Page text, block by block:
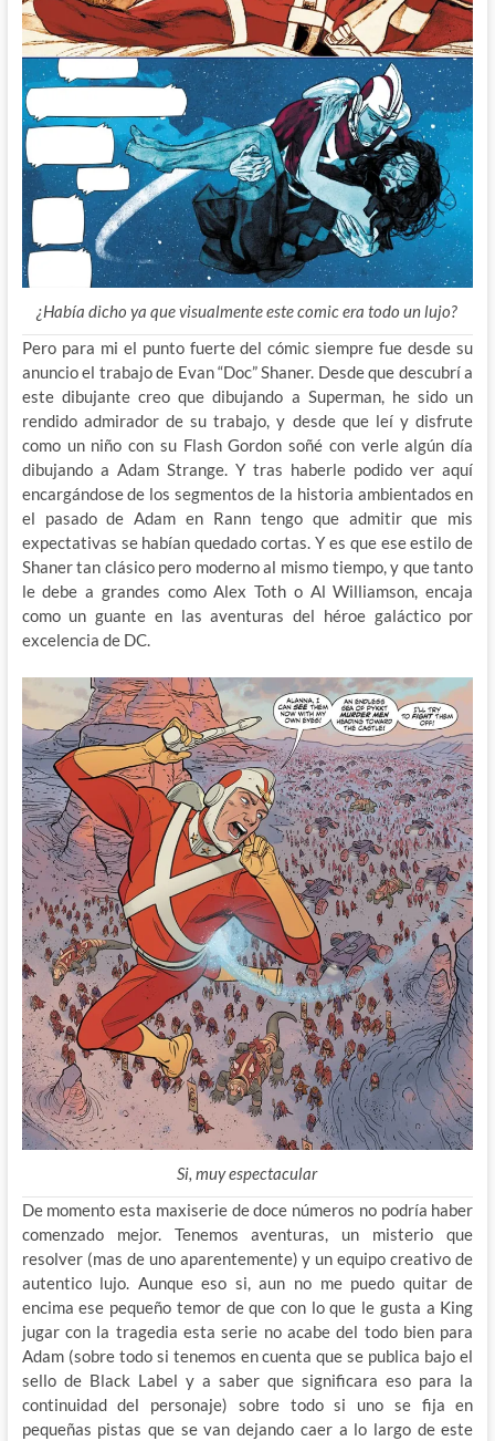
¿Había dicho ya que visualmente este comic era todo un lujo?
Pero para mi el punto fuerte del cómic siempre fue desde su
anuncio el trabajo de Evan “Doc” Shaner. Desde que descubrí a
este dibujante creo que dibujando a Superman, he sido un
rendido admirador de su trabajo, y desde que leí y disfrute
como un niño con su Flash Gordon soñé con verle algún día
dibujando a Adam Strange. Y tras haberle podido ver aquí
encargándose de los segmentos de la historia ambientados en
el pasado de Adam en Rann tengo que admitir que mis
expectativas se habían quedado cortas. Y es que ese estilo de
Shaner tan clásico pero moderno al mismo tiempo, y que tanto
le debe a grandes como Alex Toth o Al Williamson, encaja
como un guante en las aventuras del héroe galáctico por
excelencia de DC.
Si, muy espectacular
De momento esta maxiserie de doce números no podría haber
comenzado mejor. Tenemos aventuras, un misterio que
resolver (mas de uno aparentemente) y un equipo creativo de
autentico lujo. Aunque eso si, aun no me puedo quitar de
encima ese pequeño temor de que con lo que le gusta a King
jugar con la tragedia esta serie no acabe del todo bien para
Adam (sobre todo si tenemos en cuenta que se publica bajo el
sello de Black Label y a saber que significara eso para la
continuidad del personaje) sobre todo si uno se fija en
pequeñas pistas que se van dejando caer a lo largo de este